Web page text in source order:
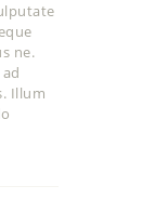
ne.
Illum